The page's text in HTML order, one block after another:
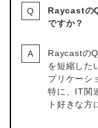
Raycastの
ですか？
Raycastの
を短縮した
プリケーシ
特に、IT関
ト好きな方